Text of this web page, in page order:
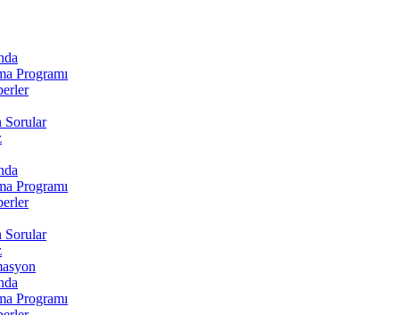
Programı
Sorular
Programı
Sorular
Programı